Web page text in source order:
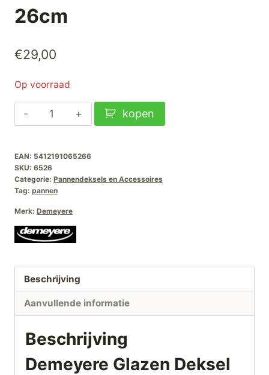
26cm
€29,00
Op voorraad
Demeyere
Glazen
26cm
aantal
kopen
EAN: 5412191065266
SKU: 6526
Categorie: Pannendeksels en Accessoires
Tag: pannen
Merk: Demeyere
Beschrijving
Aanvullende informatie
Beschrijving
Demeyere Glazen Deksel